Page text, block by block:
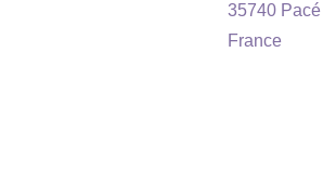
35740 Pacé
France